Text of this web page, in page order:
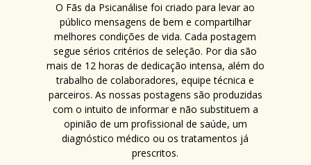
O Fãs da Psicanálise foi criado para levar ao
público mensagens de bem e compartilhar
melhores condições de vida. Cada postagem
segue sérios critérios de seleção. Por dia são
mais de 12 horas de dedicação intensa, além do
trabalho de colaboradores, equipe técnica e
parceiros. As nossas postagens são produzidas
com o intuito de informar e não substituem a
opinião de um profissional de saúde, um
diagnóstico médico ou os tratamentos já
prescritos.